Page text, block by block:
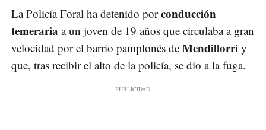
La Policía Foral ha detenido porconducción
temeraria a un joven de 19 años que circulaba a gran
velocidad por el barrio pamplonés de Mendillorri y
que, tras recibir el alto de la policía, se dio a la fuga.